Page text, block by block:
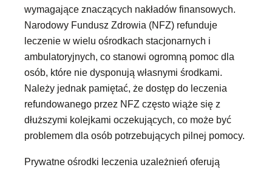
wymagające znaczących nakładów finansowych.
Narodowy Fundusz Zdrowia (NFZ) refunduje
leczenie w wielu ośrodkach stacjonarnych i
ambulatoryjnych, co stanowi ogromną pomoc dla
osób, które nie dysponują własnymi środkami.
Należy jednak pamiętać, że dostęp do leczenia
refundowanego przez NFZ często wiąże się z
dłuższymi kolejkami oczekujących, co może być
problemem dla osób potrzebujących pilnej pomocy.
Prywatne ośrodki leczenia uzależnień oferują